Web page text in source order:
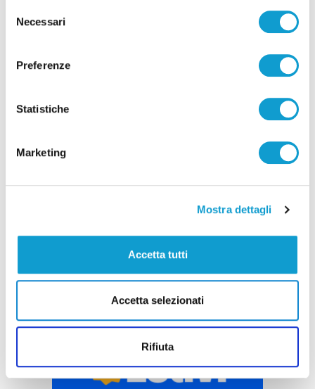
delNecessari
Preferenze
Statistiche
Marketing
Mostra dettagli
Accetta tutti
Accetta selezionati
Rifiuta
carcere di Ascoli Piceno: due feriti